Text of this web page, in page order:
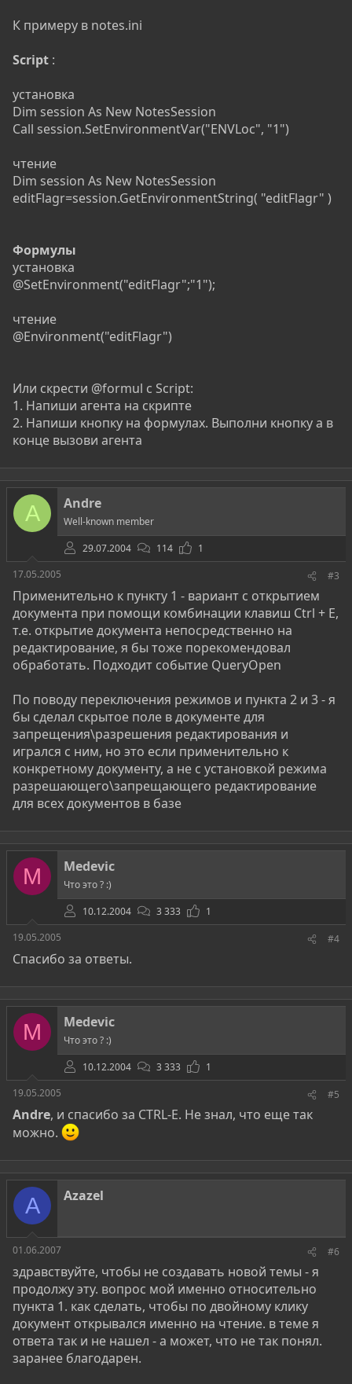
К примеру в notes.ini
Script :
установка
Dim session As New NotesSession
Call session.SetEnvironmentVar("ENVLoc", "1")
чтение
Dim session As New NotesSession
editFlagr=session.GetEnvironmentString( "editFlagr" )
Формулы
установка
@SetEnvironment("editFlagr";"1");
чтение
@Environment("editFlagr")
Или скрести @formul с Script:
1. Напиши агента на скрипте
2. Напиши кнопку на формулах. Выполни кнопку а в
конце вызови агента
A Andre
Well-known member
29.07.2004
114
1
17.05.2005
#3
Применительно к пункту 1 - вариант с открытием
документа при помощи комбинации клавиш Ctrl + E,
т.е. открытие документа непосредственно на
редактирование, я бы тоже порекомендовал
обработать. Подходит событие QueryOpen
По поводу переключения режимов и пункта 2 и 3 - я
бы сделал скрытое поле в документе для
запрещения\разрешения редактирования и
игрался с ним, но это если применительно к
конкретному документу, а не с установкой режима
разрешающего\запрещающего редактирование
для всех документов в базе
M Medevic
Что это ? :)
10.12.2004
3 333
1
19.05.2005
#4
Спасибо за ответы.
M Medevic
Что это ? :)
10.12.2004
3 333
1
19.05.2005
#5
Andre, и спасибо за CTRL-E. Не знал, что еще так
можно.
A Azazel
01.06.2007 #6
здравствуйте, чтобы не создавать новой темы - я
продолжу эту. вопрос мой именно относительно
пункта 1. как сделать, чтобы по двойному клику
документ открывался именно на чтение. в теме я
ответа так и не нашел - а может, что не так понял.
заранее благодарен.